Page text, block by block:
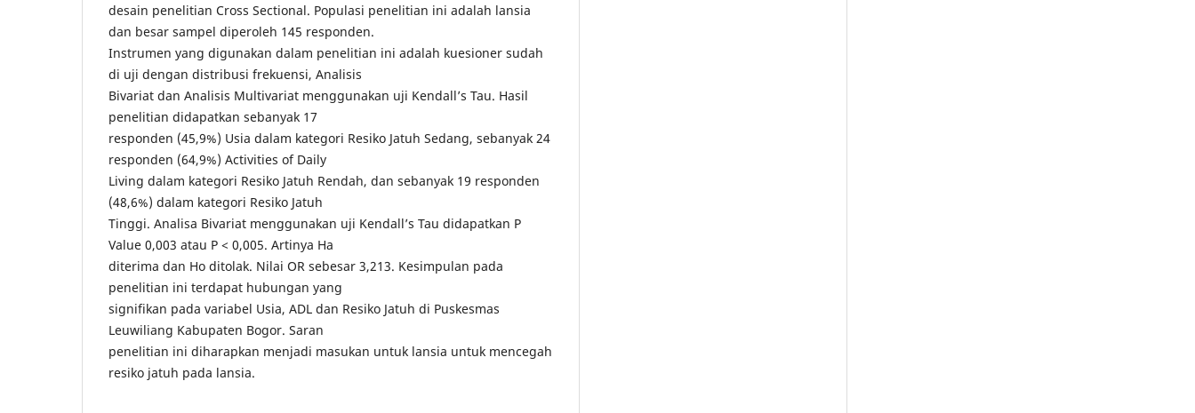
desain penelitian Cross Sectional. Populasi penelitian ini adalah lansia
dan besar sampel diperoleh 145 responden.
Instrumen yang digunakan dalam penelitian ini adalah kuesioner sudah
di uji dengan distribusi frekuensi, Analisis
Bivariat dan Analisis Multivariat menggunakan uji Kendall’s Tau. Hasil
penelitian didapatkan sebanyak 17
responden (45,9%) Usia dalam kategori Resiko Jatuh Sedang, sebanyak 24
responden (64,9%) Activities of Daily
Living dalam kategori Resiko Jatuh Rendah, dan sebanyak 19 responden
(48,6%) dalam kategori Resiko Jatuh
Tinggi. Analisa Bivariat menggunakan uji Kendall’s Tau didapatkan P
Value 0,003 atau P < 0,005. Artinya Ha
diterima dan Ho ditolak. Nilai OR sebesar 3,213. Kesimpulan pada
penelitian ini terdapat hubungan yang
signifikan pada variabel Usia, ADL dan Resiko Jatuh di Puskesmas
Leuwiliang Kabupaten Bogor. Saran
penelitian ini diharapkan menjadi masukan untuk lansia untuk mencegah
resiko jatuh pada lansia.